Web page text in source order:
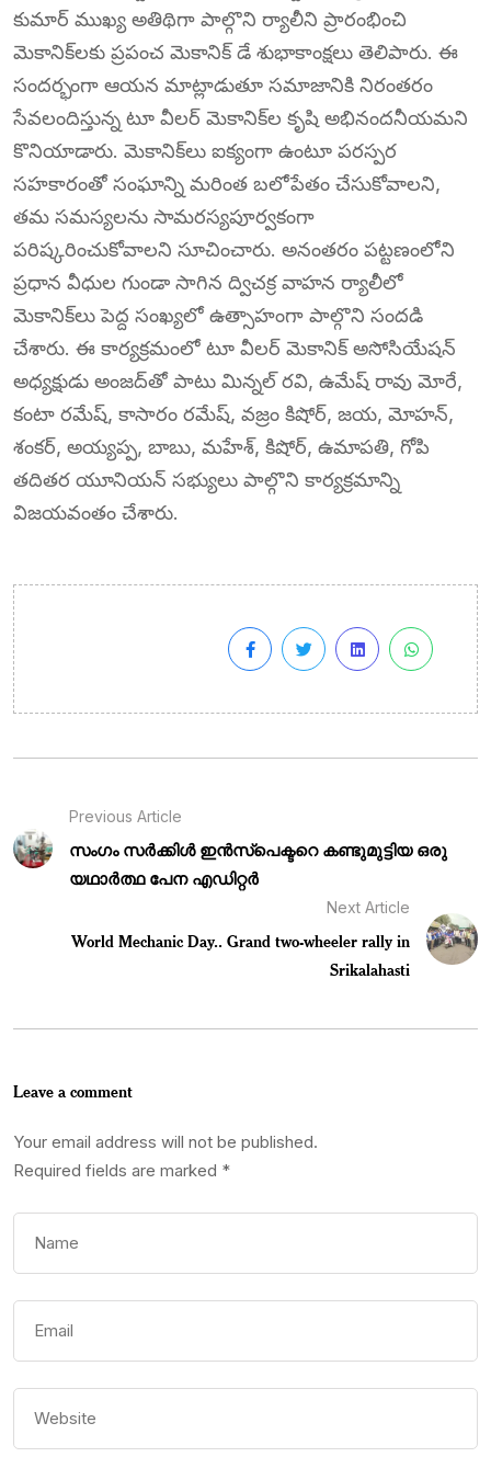
కుమార్ ముఖ్య అతిథిగా పాల్గొని ర్యాలీని ప్రారంభించి
మెకానిక్‌లకు ప్రపంచ మెకానిక్ డే శుభాకాంక్షలు తెలిపారు. ఈ
సందర్భంగా ఆయన మాట్లాడుతూ సమాజానికి నిరంతరం
సేవలందిస్తున్న టూ వీలర్ మెకానిక్‌ల కృషి అభినందనీయమని
కొనియాడారు. మెకానిక్‌లు ఐక్యంగా ఉంటూ పరస్పర
సహకారంతో సంఘాన్ని మరింత బలోపేతం చేసుకోవాలని,
తమ సమస్యలను సామరస్యపూర్వకంగా
పరిష్కరించుకోవాలని సూచించారు. అనంతరం పట్టణంలోని
ప్రధాన వీధుల గుండా సాగిన ద్విచక్ర వాహన ర్యాలీలో
మెకానిక్‌లు పెద్ద సంఖ్యలో ఉత్సాహంగా పాల్గొని సందడి
చేశారు. ఈ కార్యక్రమంలో టూ వీలర్ మెకానిక్ అసోసియేషన్
అధ్యక్షుడు అంజద్‌తో పాటు మిన్నల్ రవి, ఉమేష్ రావు మోరే,
కంటా రమేష్, కాసారం రమేష్, వజ్రం కిషోర్, జయ, మోహన్,
శంకర్, అయ్యప్ప, బాబు, మహేశ్, కిషోర్, ఉమాపతి, గోపి
తదితర యూనియన్ సభ్యులు పాల్గొని కార్యక్రమాన్ని
విజయవంతం చేశారు.
Previous Article
സംഗം സർക്കിൾ ഇൻസ്പെക്ടറെ കണ്ടുമുട്ടിയ ഒരു
യഥാർത്ഥ പേന എഡിറ്റർ
Next Article
World Mechanic Day.. Grand two-wheeler rally in
Srikalahasti
Leave a comment
Your email address will not be published.
Required fields are marked *